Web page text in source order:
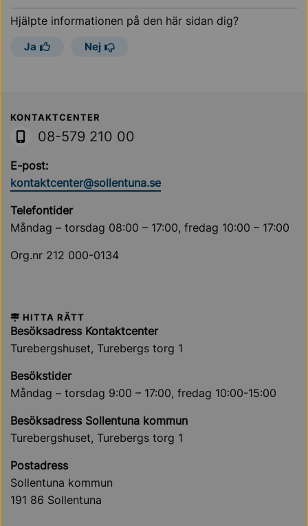
Hjälpte informationen på den här sidan dig?
Ja Nej
Sollentuna Kommun
KONTAKTCENTER
08-579 210 00
E-post:
kontaktcenter@sollentuna.se
Telefontider
Måndag – torsdag 08:00 – 17:00, fredag 10:00 – 17:00
Org.nr 212 000-0134
HITTA RÄTT
Besöksadress Kontaktcenter
Turebergshuset, Turebergs torg 1
Besökstider
Måndag – torsdag 9:00 – 17:00, fredag 10:00-15:00
Besöksadress Sollentuna kommun
Turebergshuset, Turebergs torg 1
Postadress
Sollentuna kommun
191 86 Sollentuna